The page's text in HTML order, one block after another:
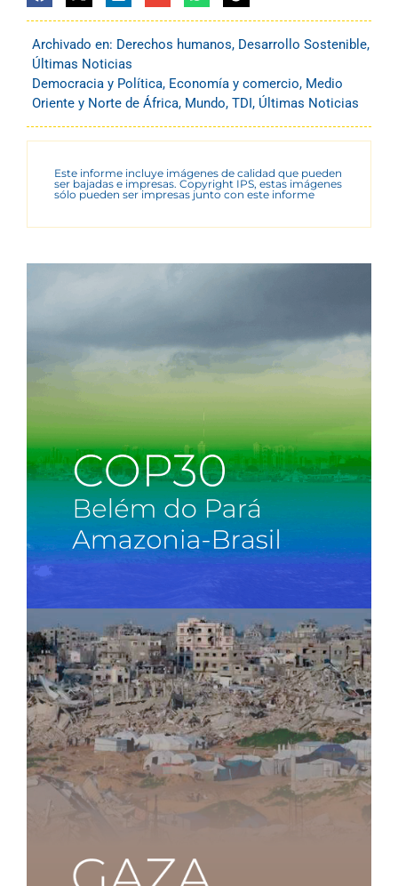
Archivado en: Derechos humanos, Desarrollo Sostenible,
Últimas Noticias
Democracia y Política, Economía y comercio, Medio
Oriente y Norte de África, Mundo, TDI, Últimas Noticias
Este informe incluye imágenes de calidad que pueden
ser bajadas e impresas. Copyright IPS, estas imágenes
sólo pueden ser impresas junto con este informe